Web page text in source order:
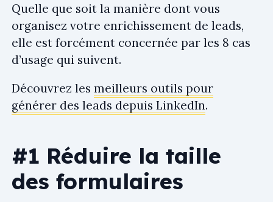
Quelle que soit la manière dont vous
organisez votre enrichissement de leads,
elle est forcément concernée par les 8 cas
d’usage qui suivent.
Découvrez les meilleurs outils pour
générer des leads depuis LinkedIn.
#1 Réduire la taille
des formulaires